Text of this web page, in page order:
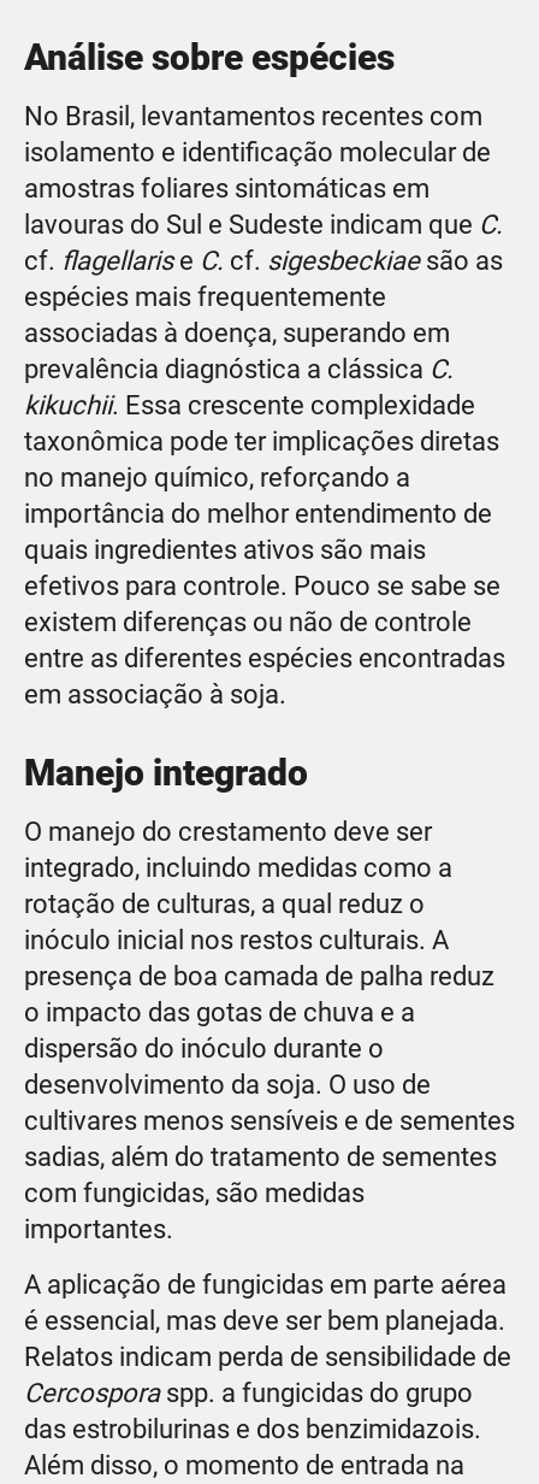
Análise sobre espécies
No Brasil, levantamentos recentes com
isolamento e identificação molecular de
amostras foliares sintomáticas em
lavouras do Sul e Sudeste indicam que C.
cf. flagellarise C. cf. sigesbeckiaesão as
espécies mais frequentemente
associadas à doença, superando em
prevalência diagnóstica a clássica C.
kikuchii. Essa crescente complexidade
taxonômica pode ter implicações diretas
no manejo químico, reforçando a
importância do melhor entendimento de
quais ingredientes ativos são mais
efetivos para controle. Pouco se sabe se
existem diferenças ou não de controle
entre as diferentes espécies encontradas
em associação à soja.
Manejo integrado
O manejo do crestamento deve ser
integrado, incluindo medidas como a
rotação de culturas, a qual reduz o
inóculo inicial nos restos culturais. A
presença de boa camada de palha reduz
o impacto das gotas de chuva e a
dispersão do inóculo durante o
desenvolvimento da soja. O uso de
cultivares menos sensíveis e de sementes
sadias, além do tratamento de sementes
com fungicidas, são medidas
importantes.
A aplicação de fungicidas em parte aérea
é essencial, mas deve ser bem planejada.
Relatos indicam perda de sensibilidade de
Cercosporaspp. a fungicidas do grupo
das estrobilurinas e dos benzimidazois.
Além disso, o momento de entrada na